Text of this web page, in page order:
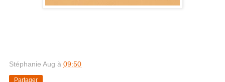
Stéphanie Aug à 09:50
Partager